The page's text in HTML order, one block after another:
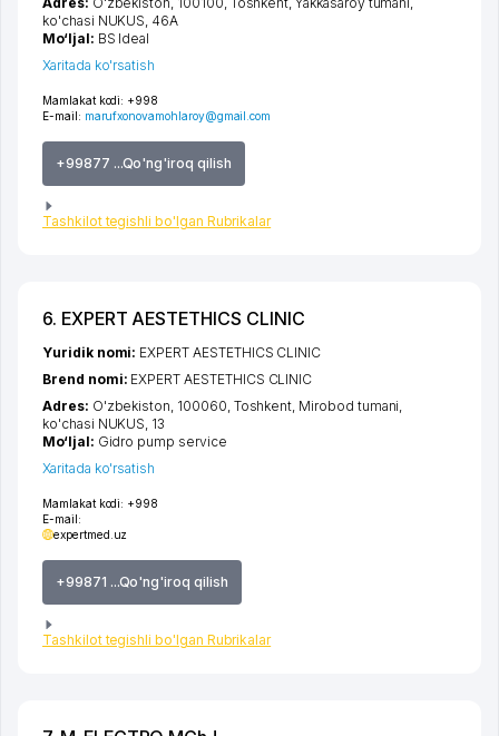
Mamlakat kodi: +998
E-mail: marufxonovamohlaroy@gmail.com
+99877 ...Qo'ng'iroq qilish
Tashkilot tegishli bo'lgan Rubrikalar
ko'chasi NUKUS , 46А
Mo‘ljal: BS Ideal
Xaritada ko'rsatish
6. EXPERT AESTETHICS CLINIC
Mamlakat kodi: +998
E-mail:
expertmed.uz
+99871 ...Qo'ng'iroq qilish
Tashkilot tegishli bo'lgan Rubrikalar
Yuridik nomi: EXPERT AESTETHICS CLINIC
Brend nomi: EXPERT AESTETHICS CLINIC
Adres: O'zbekiston, 100060, Toshkent, Mirobod tumani,
ko'chasi NUKUS, 13
Mo‘ljal: Gidro pump service
Xaritada ko'rsatish